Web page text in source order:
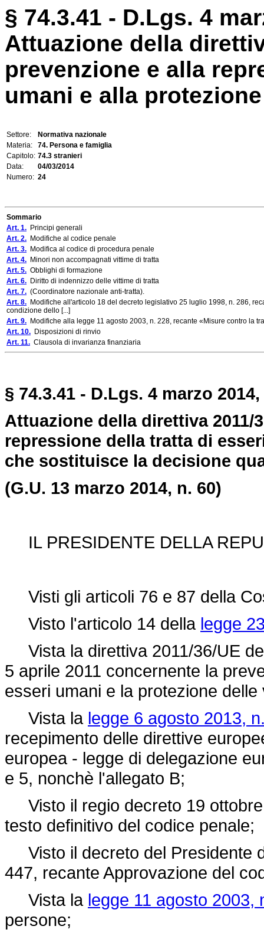
§ 74.3.41 - D.Lgs. 4
Attuazione della
prevenzione e alla
umani e alla
Settore:
Normativa nazionale
Materia:
74. Persona e famiglia
Capitolo: 74.3 stranieri
Data:
04/03/2014
Numero: 24
Sommario
Art. 1. Principi generali
Art. 2. Modifiche al codice penale
Art. 3. Modifica al codice di procedura penale
Art. 4. Minori non accompagnati vittime di tratta
Art. 5. Obblighi di formazione
Art. 6. Diritto di indennizzo delle vittime di tratta
Art. 7. (Coordinatore nazionale anti-tratta).
Art. 8. Modifiche all'articolo 18 del decreto legislativo 25 luglio 1998, n. 286,
condizione dello [...]
Art. 9. Modifiche alla legge 11 agosto 2003, n. 228, recante «Misure contro la
Art. 10. Disposizioni di rinvio
Art. 11. Clausola di invarianza finanziaria
§ 74.3.41 - D.Lgs. 4 marzo
Attuazione della direttiva 2011/
repressione della tratta di
che sostituisce la decisione
(G.U. 13 marzo 2014, n. 60)
IL PRESIDENTE DELLA
Visti gli articoli 76 e 87 della
Visto l'articolo 14 della legge
Vista la direttiva 2011/36/UE
5 aprile 2011 concernente la
esseri umani e la protezione delle
Vista la legge 6 agosto 2013,
recepimento delle direttive
europea - legge di delegazione
e 5, nonchè l'allegato B;
Visto il regio decreto 19
testo definitivo del codice penale;
Visto il decreto del Presidente
447, recante Approvazione del
Vista la legge 11 agosto 2003,
persone;